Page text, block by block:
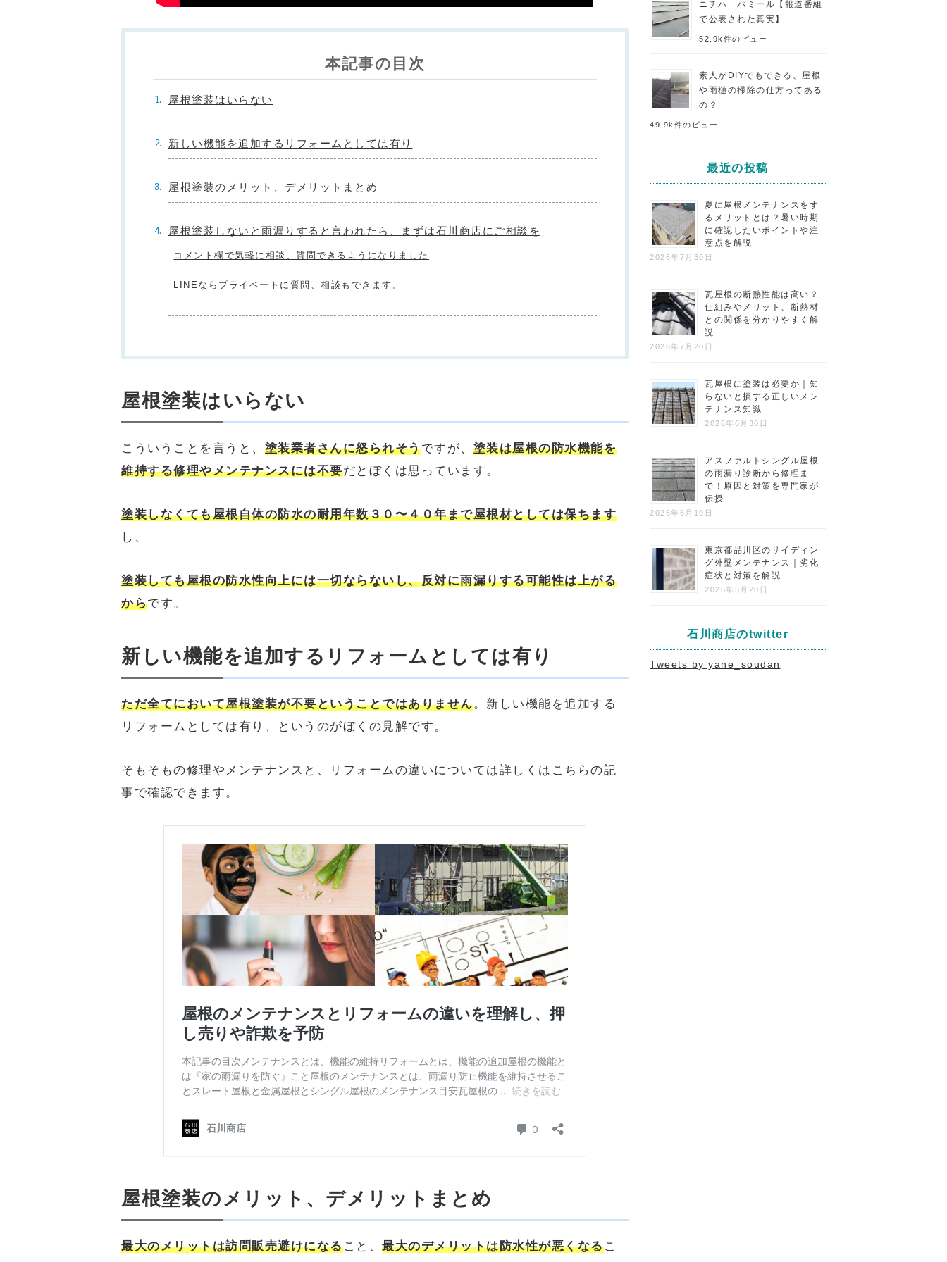
本記事の目次
屋根塗装はいらない
新しい機能を追加するリフォームとしては有り
屋根塗装のメリット、デメリットまとめ
屋根塗装しないと雨漏りすると言われたら、まずは石川商店にご相談を
コメント欄で気軽に相談、質問できるようになりました
LINEならプライベートに質問、相談もできます。
屋根塗装はいらない
こういうことを言うと、 塗装業者さんに怒られそうですが、 塗装は屋根の防水機能を
維持する修理やメンテナンスには不要だとぼくは思っています。
塗装しなくても屋根自体の防水の耐用年数３０〜４０年まで屋根材としては保ちます
し、
塗装しても屋根の防水性向上には一切ならないし、反対に雨漏りする可能性は上がる
からです。
新しい機能を追加するリフォームとしては有り
ただ全てにおいて屋根塗装が不要ということではありません。新しい機能を追加する
リフォームとしては有り、というのがぼくの見解です。
そもそもの修理やメンテナンスと、リフォームの違いについては詳しくはこちらの記
事で確認できます。
屋根塗装のメリット、デメリットまとめ
最大のメリットは訪問販売避けになること、 最大のデメリットは防水性が悪くなるこ
ニチハ パミール【報道番組
で公表された真実】
52.9k件のビュー
素人がDIYでもできる、屋根
や雨樋の掃除の仕方ってある
の？
49.9k件のビュー
最近の投稿
夏に屋根メンテナンスをす
るメリットとは？暑い時期
に確認したいポイントや注
意点を解説
2026年7月30日
瓦屋根の断熱性能は高い？
仕組みやメリット、断熱材
との関係を分かりやすく解
説
2026年7月20日
瓦屋根に塗装は必要か｜知
らないと損する正しいメン
テナンス知識
2026年6月30日
アスファルトシングル屋根
の雨漏り診断から修理ま
で！原因と対策を専門家が
伝授
2026年6月10日
東京都品川区のサイディン
グ外壁メンテナンス｜劣化
症状と対策を解説
2026年5月20日
石川商店のtwitter
Tweets by yane_soudan